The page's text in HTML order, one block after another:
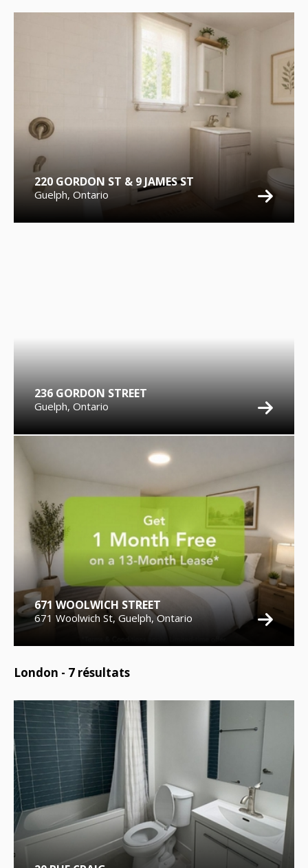
220 GORDON ST & 9 JAMES ST
Guelph, Ontario
236 GORDON STREET
Guelph, Ontario
671 WOOLWICH STREET
671 Woolwich St, Guelph, Ontario
London - 7 résultats